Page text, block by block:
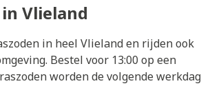
Vlieland
in heel Vlieland en rijden ook
Bestel voor 13:00 op een
worden de volgende werkdag